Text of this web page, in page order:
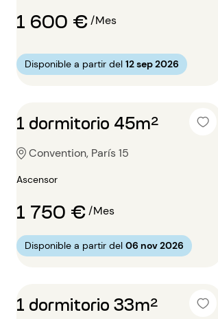
1 600 €/Mes
Disponible a partir del 12 sep 2026
1 dormitorio 45m²
Convention, París 15
Ascensor
1 750 €/Mes
Disponible a partir del 06 nov 2026
1 dormitorio 33m²